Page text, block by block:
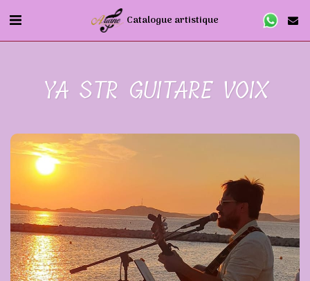
Catalogue artistique
YA STR GUITARE VOIX